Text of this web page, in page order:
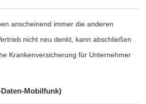
anscheinend immer die anderen
nicht neu denkt, kann abschließen
Krankenversicherung für Unternehmer
Daten-Mobilfunk)